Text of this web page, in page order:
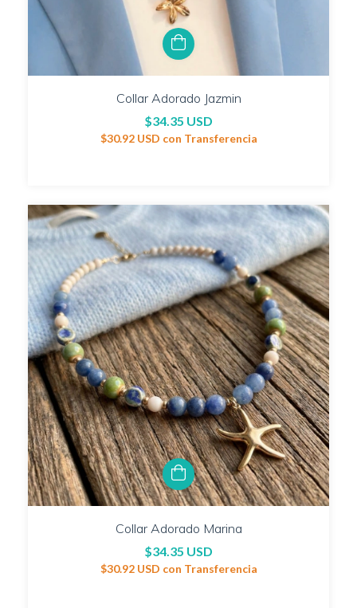
Collar Adorado Jazmin
$34.35 USD
$30.92 USD con Transferencia
Collar Adorado Marina
$34.35 USD
$30.92 USD con Transferencia